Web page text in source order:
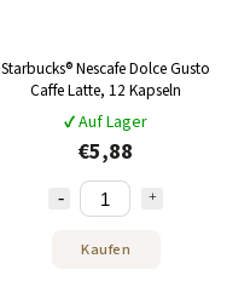
Starbucks® Nescafe Dolce Gusto
Caffe Latte, 12 Kapseln
✔ Auf Lager
€5,88
Kaufen